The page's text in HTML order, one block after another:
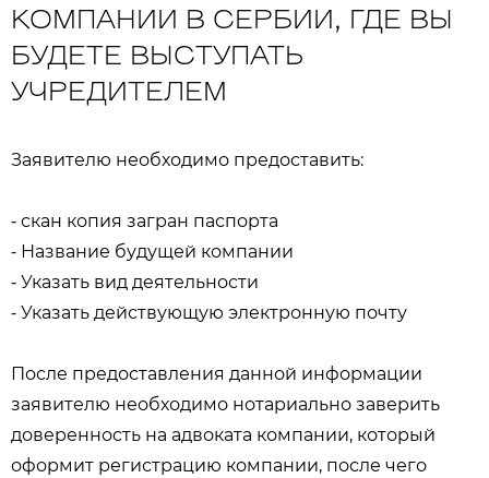
КОМПАНИИ В СЕРБИИ, ГДЕ ВЫ
БУДЕТЕ ВЫСТУПАТЬ
УЧРЕДИТЕЛЕМ
Заявителю необходимо предоставить:
⁃ скан копия загран паспорта
⁃ Название будущей компании
⁃ Указать вид деятельности
⁃ Указать действующую электронную почту
После предоставления данной информации
заявителю необходимо нотариально заверить
доверенность на адвоката компании, который
оформит регистрацию компании, после чего